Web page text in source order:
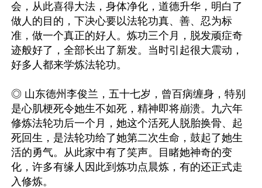
会，从此喜得大法，身体净化，道德升华，明白了
做人的目的，下决心要以法轮功真、善、忍为标
准，做一个真正的好人。炼功三个月，脱发顽症奇
迹般好了，全部长出了新发。当时引起很大震动，
好多人都来学炼法轮功。
◎ 山东德州李俊兰，五十七岁，曾百病缠身，特别
是心肌梗死令她生不如死，精神即将崩溃。九六年
修炼法轮功后一个月，她这个活死人脱胎换骨、起
死回生，是法轮功给了她第二次生命，鼓起了她生
活的勇气。从此家中有了笑声。目睹她神奇的变
化，许多有缘人因此到炼功点晨炼，有的还正式走
入修炼。